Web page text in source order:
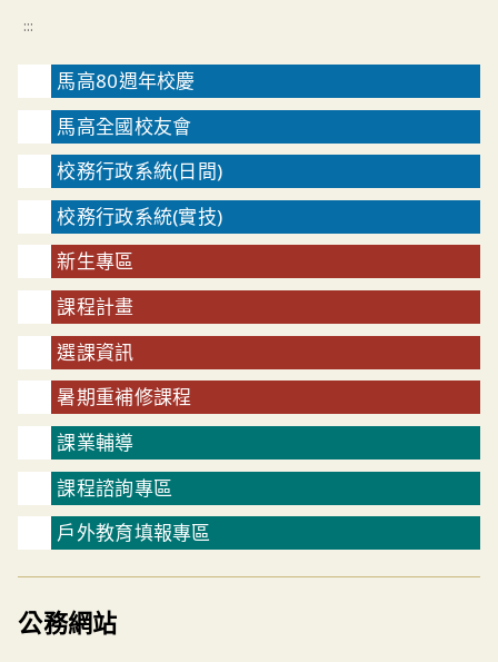
:::
馬高80週年校慶
馬高全國校友會
校務行政系統(日間)
校務行政系統(實技)
新生專區
課程計畫
選課資訊
暑期重補修課程
課業輔導
課程諮詢專區
戶外教育填報專區
公務網站